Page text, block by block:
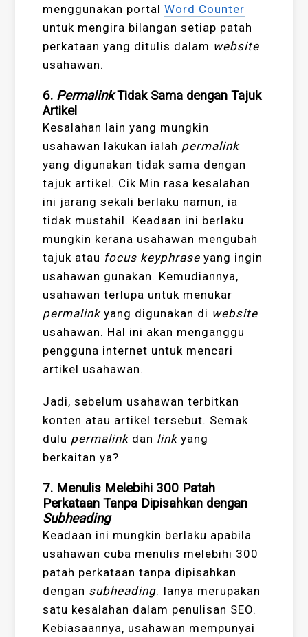
menggunakan portalWord Counter
untuk mengira bilangan setiap patah
perkataan yang ditulis dalam website
usahawan.
6. PermalinkTidak Sama dengan Tajuk
Artikel
Kesalahan lain yang mungkin
usahawan lakukan ialah permalink
yang digunakan tidak sama dengan
tajuk artikel. Cik Min rasa kesalahan
ini jarang sekali berlaku namun, ia
tidak mustahil. Keadaan ini berlaku
mungkin kerana usahawan mengubah
tajuk atau focus keyphraseyang ingin
usahawan gunakan. Kemudiannya,
usahawan terlupa untuk menukar
permalinkyang digunakan di website
usahawan. Hal ini akan menganggu
pengguna internet untuk mencari
artikel usahawan.
Jadi, sebelum usahawan terbitkan
konten atau artikel tersebut. Semak
dulu permalink dan link yang
berkaitan ya?
7. Menulis Melebihi 300 Patah
Perkataan Tanpa Dipisahkan dengan
Subheading
Keadaan ini mungkin berlaku apabila
usahawan cuba menulis melebihi 300
patah perkataan tanpa dipisahkan
dengan subheading. Ianya merupakan
satu kesalahan dalam penulisan SEO.
Kebiasaannya, usahawan mempunyai